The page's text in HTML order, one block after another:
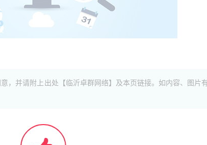
，并请附上出处【临沂卓群网络】及本页链接。如内容、图片